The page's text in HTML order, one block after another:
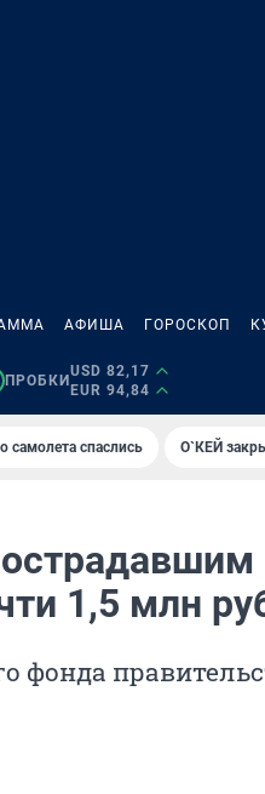
АФИША ГОРОСКОП
ПРОБКИ
USD 82,17
EUR 94,84
самолета спаслись О`КЕЙ
1,5 млн
фонда